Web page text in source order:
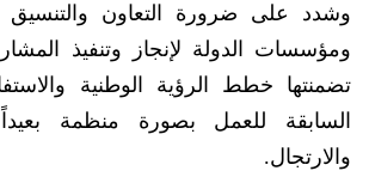
وشدد على ضرورة التعاون والتنسيق
ومؤسسات الدولة لإنجاز وتنفيذ
تضمنتها خطط الرؤية الوطنية
السابقة للعمل بصورة منظمة
والارتجال.